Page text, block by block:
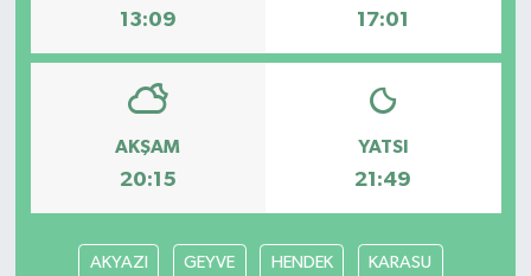
13:09 17:01
AKŞAM
20:15
YATSI
21:49
AKYAZI GEYVE HENDEK KARASU